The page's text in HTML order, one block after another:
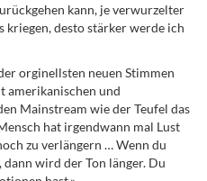
kann, je verwurzelter
kriegen, desto stärker werde ich
orginellsten neuen Stimmen
amerikanischen und
Mainstream wie der Teufel das
hat irgendwann mal Lust
zu verlängern … Wenn du
wird der Ton länger. Du